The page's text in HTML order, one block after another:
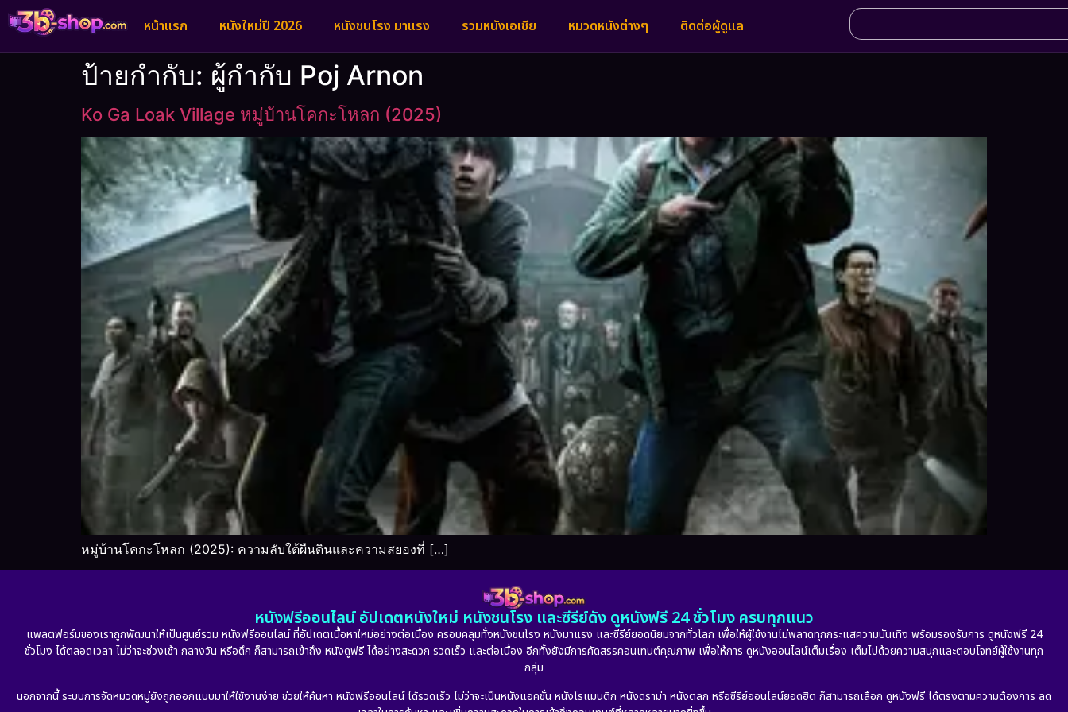
หน้าแรก หนังใหม่ปี 2026 หนังชนโรง มาแรง รวมหนังเอเชีย หมวดหนังต่างๆ ติดต่อผู้ดูแล
ป้ายกำกับ: ผู้กำกับ Poj Arnon
Ko Ga Loak Village หมู่บ้านโคกะโหลก (2025)
หมู่บ้านโคกะโหลก (2025): ความลับใต้ผืนดินและความสยองที่ […]
หนังฟรีออนไลน์ อัปเดตหนังใหม่ หนังชนโรง และซีรีย์ดัง ดูหนังฟรี 24 ชั่วโมง ครบทุกแนว
แพลตฟอร์มของเราถูกพัฒนาให้เป็นศูนย์รวม หนังฟรีออนไลน์ ที่อัปเดตเนื้อหาใหม่อย่างต่อเนื่อง ครอบคลุมทั้งหนังชนโรง หนังมาแรง และซีรีย์ยอดนิยมจากทั่วโลก เพื่อให้ผู้ใช้งานไม่พลาดทุกกระแสความบันเทิง พร้อมรองรับการ ดูหนังฟรี 24
ชั่วโมง ได้ตลอดเวลา ไม่ว่าจะช่วงเช้า กลางวัน หรือดึก ก็สามารถเข้าถึง หนังดูฟรี ได้อย่างสะดวก รวดเร็ว และต่อเนื่อง อีกทั้งยังมีการคัดสรรคอนเทนต์คุณภาพ เพื่อให้การ ดูหนังออนไลน์เต็มเรื่อง เต็มไปด้วยความสนุกและตอบโจทย์ผู้ใช้งานทุก
กลุ่ม
นอกจากนี้ ระบบการจัดหมวดหมู่ยังถูกออกแบบมาให้ใช้งานง่าย ช่วยให้ค้นหา หนังฟรีออนไลน์ ได้รวดเร็ว ไม่ว่าจะเป็นหนังแอคชั่น หนังโรแมนติก หนังดราม่า หนังตลก หรือซีรีย์ออนไลน์ยอดฮิต ก็สามารถเลือก ดูหนังฟรี ได้ตรงตามความต้องการ ลด